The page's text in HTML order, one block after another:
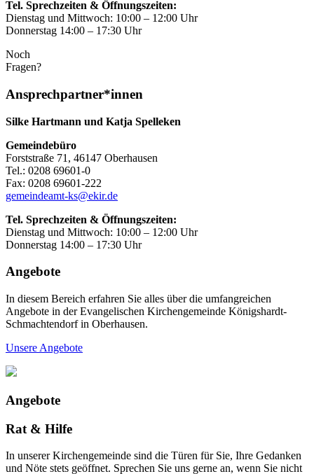
Tel. Sprechzeiten & Öffnungszeiten:
Dienstag und Mittwoch: 10:00 – 12:00 Uhr
Donnerstag 14:00 – 17:30 Uhr
Noch
Fragen?
Ansprechpartner*innen
Silke Hartmann und Katja Spelleken
Gemeindebüro
Forststraße 71, 46147 Oberhausen
Tel.: 0208 69601-0
Fax: 0208 69601-222
gemeindeamt-ks@ekir.de
Tel. Sprechzeiten & Öffnungszeiten:
Dienstag und Mittwoch: 10:00 – 12:00 Uhr
Donnerstag 14:00 – 17:30 Uhr
Angebote
In diesem Bereich erfahren Sie alles über die umfangreichen
Angebote in der Evangelischen Kirchengemeinde Königshardt-
Schmachtendorf in Oberhausen.
Unsere Angebote
Angebote
Rat & Hilfe
In unserer Kirchengemeinde sind die Türen für Sie, Ihre Gedanken
und Nöte stets geöffnet. Sprechen Sie uns gerne an, wenn Sie nicht